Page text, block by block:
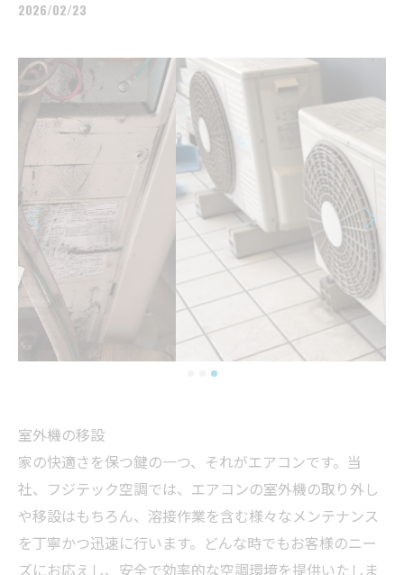
2026/02/23
室外機の移設
家の快適さを保つ鍵の一つ、それがエアコンです。当
社、フジテック空調では、エアコンの室外機の取り外し
や移設はもちろん、溶接作業を含む様々なメンテナンス
を丁寧かつ迅速に行います。どんな時でもお客様のニー
ズにお応えし、安全で効率的な空調環境を提供いたしま